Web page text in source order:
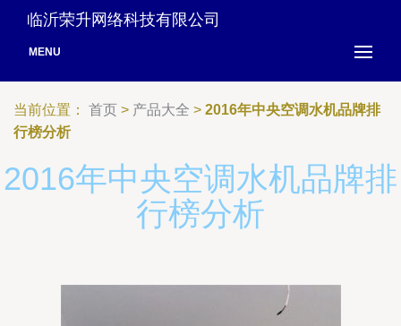
临沂荣升网络科技有限公司
MENU
当前位置： 首页 > 产品大全 > 2016年中央空调水机品牌排
行榜分析
2016年中央空调水机品牌排
行榜分析